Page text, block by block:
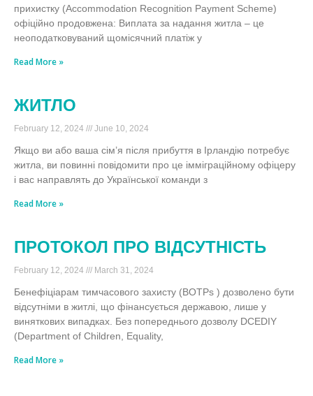
прихистку (Accommodation Recognition Payment Scheme)
офіційно продовжена: Виплата за надання житла – це
неоподатковуваний щомісячний платіж у
Read More »
ЖИТЛО
February 12, 2024 June 10, 2024
Якщо ви або ваша сім’я після прибуття в Ірландію потребує
житла, ви повинні повідомити про це імміграційному офіцеру
і вас направлять до Української команди з
Read More »
ПРОТОКОЛ ПРО ВІДСУТНІСТЬ
February 12, 2024 March 31, 2024
Бенефіціарам тимчасового захисту (BOTPs ) дозволено бути
відсутніми в житлі, що фінансується державою, лише у
виняткових випадках. Без попереднього дозволу DCEDIY
(Department of Children, Equality,
Read More »